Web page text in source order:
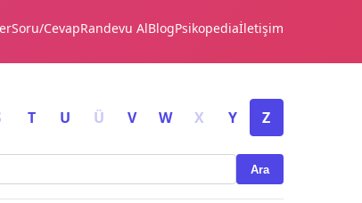
Soru/CevapRandevu AlBlogPsikopediaİletişim
T U Ü V W X Y Z
Ara